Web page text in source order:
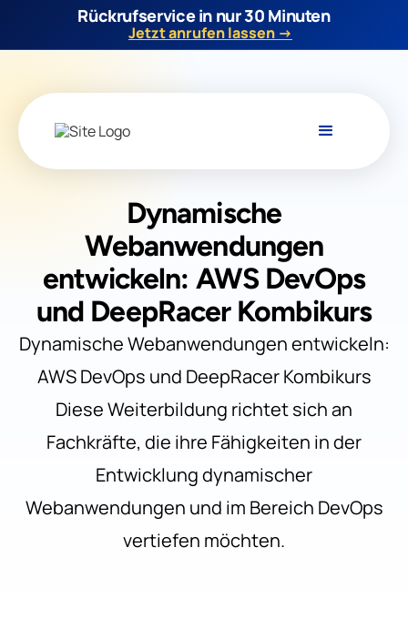
Rückrufservice in nur 30 Minuten
Jetzt anrufen lassen →
Dynamische
Webanwendungen
entwickeln: AWS DevOps
und DeepRacer Kombikurs
Dynamische Webanwendungen entwickeln:
AWS DevOps und DeepRacer Kombikurs
Diese Weiterbildung richtet sich an
Fachkräfte, die ihre Fähigkeiten in der
Entwicklung dynamischer
Webanwendungen und im Bereich DevOps
vertiefen möchten.